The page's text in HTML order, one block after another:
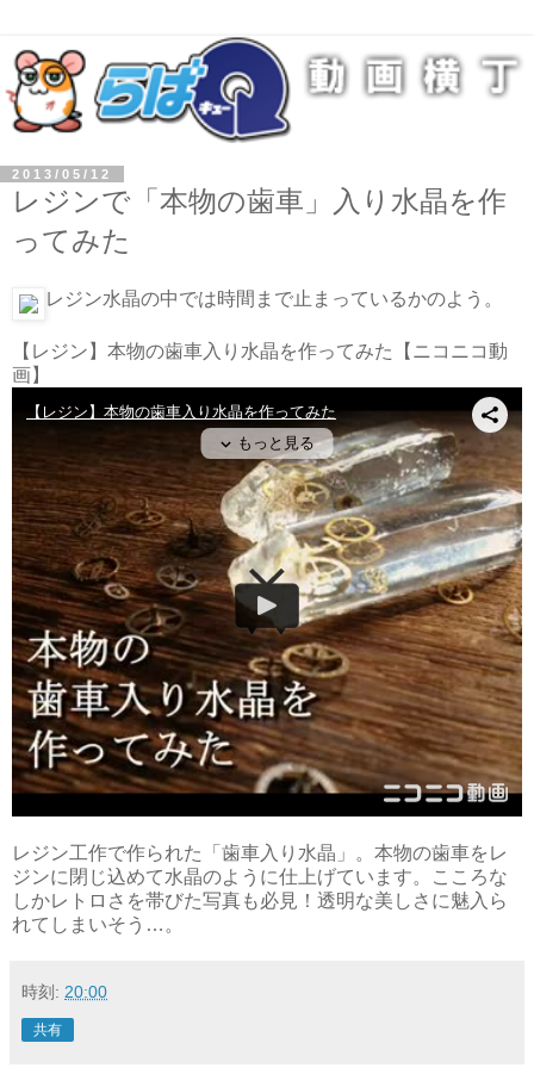
2013/05/12
レジンで「本物の歯車」入り水晶を作
ってみた
レジン水晶の中では時間まで止まっているかのよう。
【レジン】本物の歯車入り水晶を作ってみた
【ニコニコ動
画】
レジン工作で作られた「歯車入り水晶」。本物の歯車をレ
ジンに閉じ込めて水晶のように仕上げています。こころな
しかレトロさを帯びた写真も必見！透明な美しさに魅入ら
れてしまいそう…。
時刻: 20:00
共有